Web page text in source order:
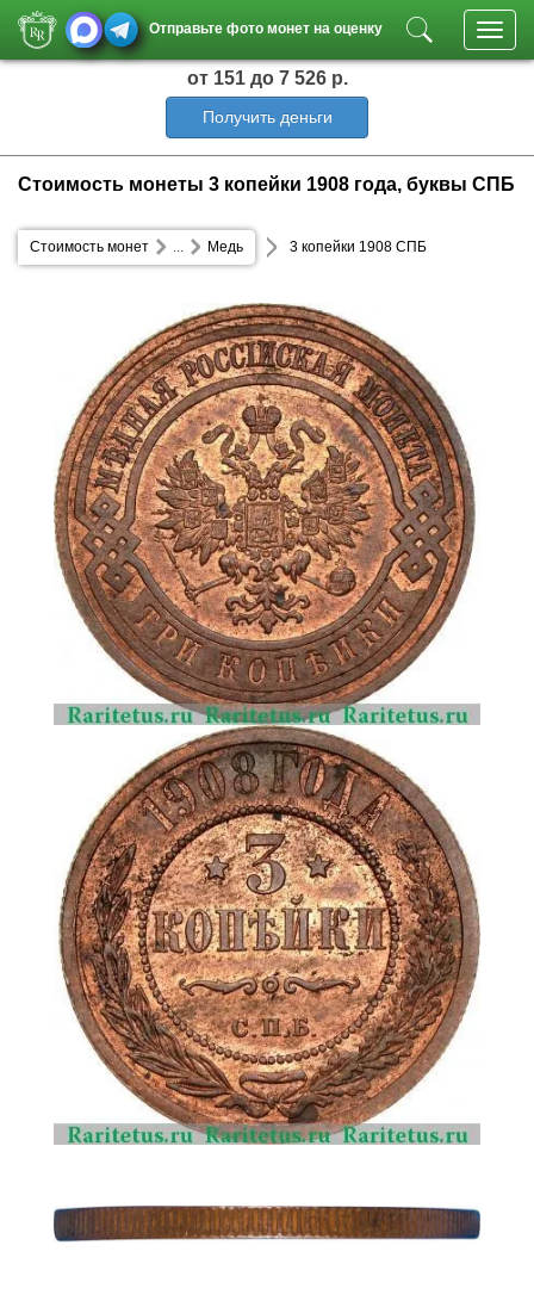
Отправьте фото монет на оценку
от 151 до 7 526 р.
Получить деньги
Стоимость монеты 3 копейки 1908 года, буквы СПБ
Стоимость монет Медь
... 3 копейки 1908 СПБ